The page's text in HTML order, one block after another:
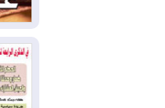
08-02
08-01